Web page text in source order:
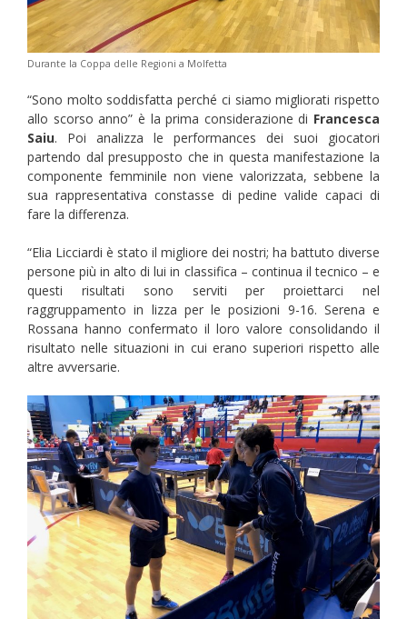
Durante la Coppa delle Regioni a Molfetta
“Sono molto soddisfatta perché ci siamo migliorati rispetto
allo scorso anno” è la prima considerazione di Francesca
Saiu. Poi analizza le performances dei suoi giocatori
partendo dal presupposto che in questa manifestazione la
componente femminile non viene valorizzata, sebbene la
sua rappresentativa constasse di pedine valide capaci di
fare la differenza.
“Elia Licciardi è stato il migliore dei nostri; ha battuto diverse
persone più in alto di lui in classifica – continua il tecnico – e
questi risultati sono serviti per proiettarci nel
raggruppamento in lizza per le posizioni 9-16. Serena e
Rossana hanno confermato il loro valore consolidando il
risultato nelle situazioni in cui erano superiori rispetto alle
altre avversarie.